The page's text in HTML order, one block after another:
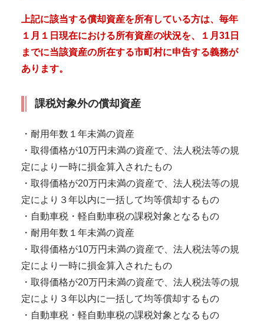
上記に該当する償却資産を所有している方は、毎年
１月１日現在における所有資産の状況を、１月31日
までに当該資産の所在する市町村に申告する義務が
あります。
課税対象外の償却資産
・耐用年数１年未満の資産
・取得価格が10万円未満の資産で、法人税法等の規
定により一時に損金算入されたもの
・取得価格が20万円未満の資産で、法人税法等の規
定により３年以内に一括して均等償却するもの
・自動車税・軽自動車税の課税対象となるもの
・耐用年数１年未満の資産
・取得価格が10万円未満の資産で、法人税法等の規
定により一時に損金算入されたもの
・取得価格が20万円未満の資産で、法人税法等の規
定により３年以内に一括して均等償却するもの
・自動車税・軽自動車税の課税対象となるもの